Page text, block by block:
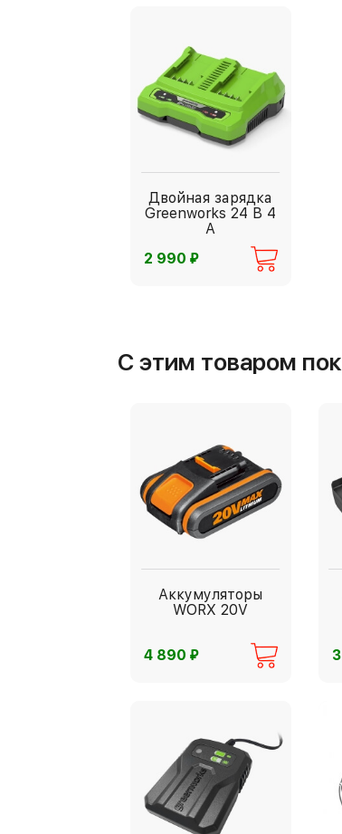
Двойная зарядка
Greenworks 24 В 4
А
2 990 ⃏
С этим товаром
Аккумуляторы
WORX 20V
4 890 ⃏